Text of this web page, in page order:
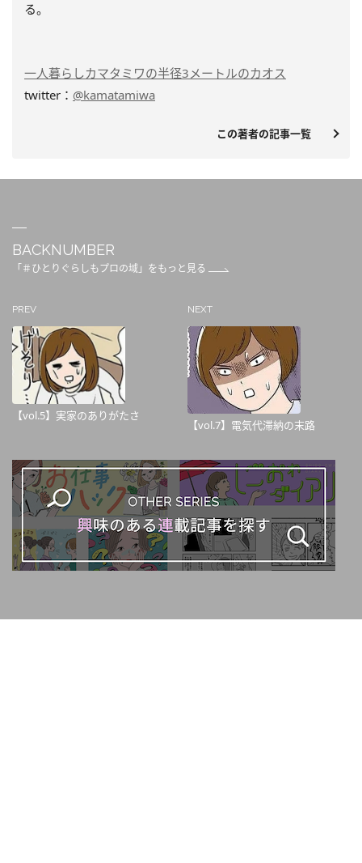
る。
一人暮らしカマタミワの半径3メートルのカオス
twitter： @kamatamiwa
この著者の記事一覧
BACKNUMBER
「＃ひとりぐらしもプロの域」をもっと見る
PREV
【vol.5】実家のありがたさ
NEXT
【vol.7】電気代滞納の末路